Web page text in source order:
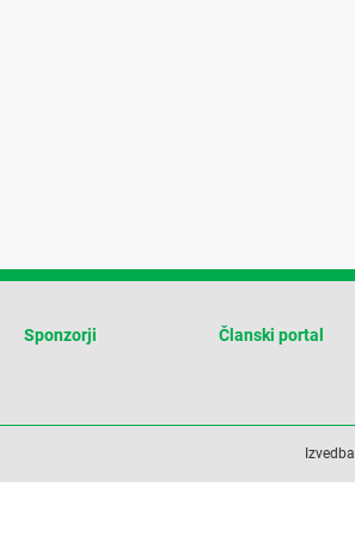
Sponzorji Članski portal
Izvedba